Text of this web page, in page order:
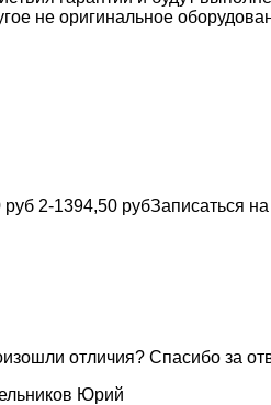
не оригинальное
2-1394,50 рубЗаписаться на
отличия? Спасибо за
Юрий